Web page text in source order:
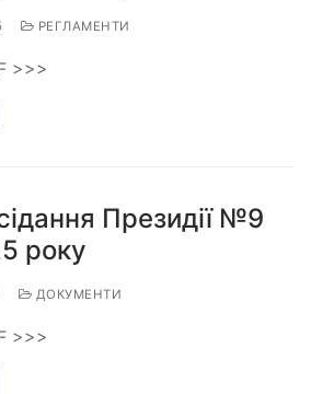
РЕГЛАМЕНТИ
>>>
Президії №9
року
ДОКУМЕНТИ
>>>